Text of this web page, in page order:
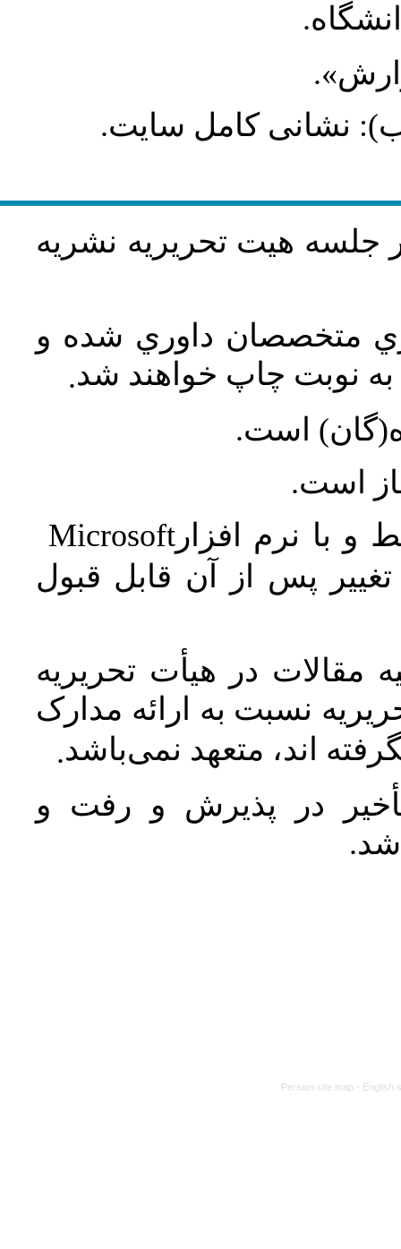
نشانی کامل سایت.
جلسه هيت تحريريه نشريه
متخصصان داوري شده و
نوبت چاپ خواهند شد.
است.
است.
و با نرم افزارMicrosoft
پس از آن قابل قبول
مقالات در هیأت تحریریه
نسبت به ارائه مدارک
اند، متعهد نمی‌باشد.
در پذیرش و رفت و
شد.
Persian site map - English